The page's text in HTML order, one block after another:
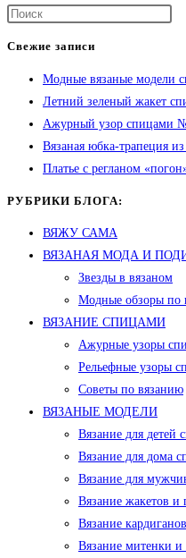
Свежие записи
Модные вязаные модели
Летний зеленый жакет
Ажурный узор спицами
Вязаная юбка-трапеция
Платье с регланом
РУБРИКИ БЛОГА:
ВЯЖУ САМА
ВЯЗАНАЯ МОДА И
Звезды в вязаном
Модные обзоры по
ВЯЗАНИЕ СПИЦАМИ
Ажурные узоры
Рельефные узоры
Советы по вязанию
ВЯЗАНЫЕ МОДЕЛИ
Вязание для детей
Вязание для дома
Вязание для
Вязание жакетов и
Вязание
Вязание митенки